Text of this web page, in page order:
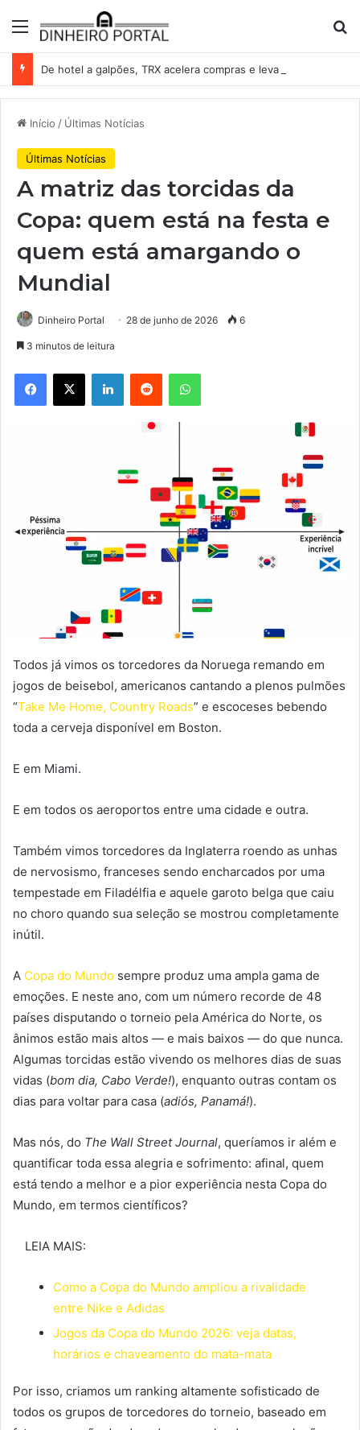
Menu
Início / Últimas Notícias
Últimas Notícias
A matriz das torcidas da
Copa: quem está na festa e
quem está amargando o
Mundial
Dinheiro Portal 28 de junho de 2026 6
3 minutos de leitura
Facebook
X LinkedinReddit WhatsApp
Todos já vimos os torcedores da Noruega remando em
jogos de beisebol, americanos cantando a plenos pulmões
“Take Me Home, Country Roads” e escoceses bebendo
toda a cerveja disponível em Boston.
E em Miami.
E em todos os aeroportos entre uma cidade e outra.
Também vimos torcedores da Inglaterra roendo as unhas
de nervosismo, franceses sendo encharcados por uma
tempestade em Filadélfia e aquele garoto belga que caiu
no choro quando sua seleção se mostrou completamente
inútil.
A Copa do Mundo sempre produz uma ampla gama de
emoções. E neste ano, com um número recorde de 48
países disputando o torneio pela América do Norte, os
ânimos estão mais altos — e mais baixos — do que nunca.
Algumas torcidas estão vivendo os melhores dias de suas
vidas (bom dia, Cabo Verde!), enquanto outras contam os
dias para voltar para casa (adiós, Panamá!).
Mas nós, do The Wall Street Journal, queríamos ir além e
quantificar toda essa alegria e sofrimento: afinal, quem
está tendo a melhor e a pior experiência nesta Copa do
Mundo, em termos científicos?
LEIA MAIS:
Como a Copa do Mundo ampliou a rivalidade
entre Nike e Adidas
Jogos da Copa do Mundo 2026: veja datas,
horários e chaveamento do mata-mata
Por isso, criamos um ranking altamente sofisticado de
todos os grupos de torcedores do torneio, baseado em